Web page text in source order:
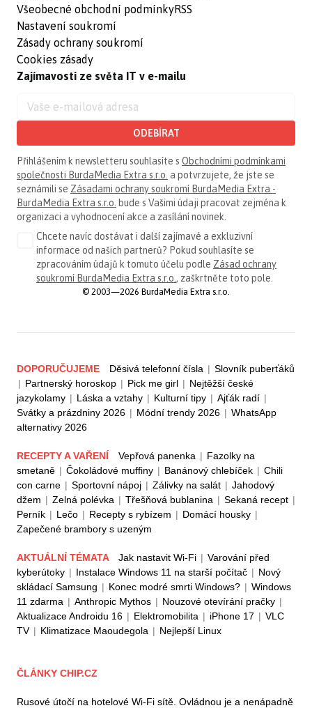
Všeobecné obchodní podmínky
Nastavení soukromí
Zásady ochrany soukromí
Cookies zásady
RSS
Zajímavosti ze světa IT v e-mailu
ODEBÍRAT
Přihlášením k newsletteru souhlasíte s Obchodními podmínkami
společnosti BurdaMedia Extra s.r.o. a potvrzujete, že jste se
seznámili se Zásadami ochrany soukromí BurdaMedia Extra -
BurdaMedia Extra s.r.o. bude s Vašimi údaji pracovat zejména k
organizaci a vyhodnocení akce a zasílání novinek.
Chcete navíc dostávat i další zajímavé a exkluzivní
informace od našich partnerů? Pokud souhlasíte se
zpracováním údajů k tomuto účelu podle Zásad ochrany
soukromí BurdaMedia Extra s.r.o. , zaškrtněte toto pole.
© 2003—2026 BurdaMedia Extra s.r.o.
DOPORUČUJEME Děsivá telefonní čísla | Slovník puberťáků
| Partnerský horoskop | Pick me girl | Nejtěžší české
jazykolamy | Láska a vztahy | Kulturní tipy | Ajťák radí |
Svátky a prázdniny 2026 | Módní trendy 2026 | WhatsApp
alternativy 2026
RECEPTY A VAŘENÍ Vepřová panenka | Fazolky na
smetaně | Čokoládové muffiny | Banánový chlebíček | Chili
con carne | Sportovní nápoj | Zálivky na salát | Jahodový
džem | Zelná polévka | Třešňová bublanina | Sekaná recept |
Perník | Lečo | Recepty s rybízem | Domácí housky |
Zapečené brambory s uzeným
AKTUÁLNÍ TÉMATA Jak nastavit Wi-Fi | Varování před
kyberútoky | Instalace Windows 11 na starší počítač | Nový
skládací Samsung | Konec modré smrti Windows? | Windows
11 zdarma | Anthropic Mythos | Nouzové otevírání pračky |
Aktualizace Androidu 16 | Elektromobilita | iPhone 17 | VLC
TV | Klimatizace Maoudegola | Nejlepší Linux
ČLÁNKY CHIP.CZ
Rusové útočí na hotelové Wi-Fi sítě. Ovládnou je a nenápadně